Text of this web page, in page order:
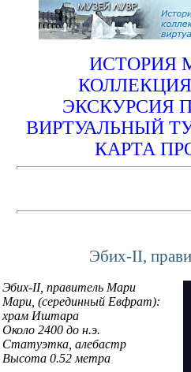
ИСТОРИЯ
ЭКСКУРСИЯ
ВИРТУАЛЬНЫЙ
КАРТА
Эбих-II,
Эбих-II, правитель Мари
Мари, (серединный Евфрат):
храм Иштара
Около 2400 до н.э.
Статуэтка, алебастр
Высота 0.52 метра